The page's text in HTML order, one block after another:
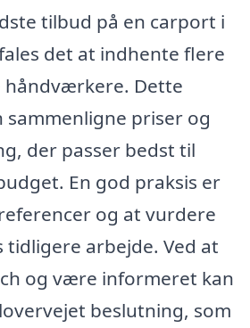
tilbud på en carport i
det at indhente flere
håndværkere. Dette
sammenligne priser og
der passer bedst til
En god praksis er
og at vurdere
arbejde. Ved at
og være informeret kan
beslutning, som